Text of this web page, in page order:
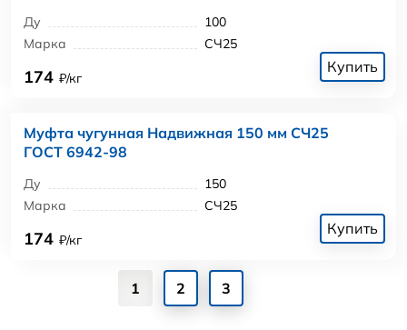
Ду
100
Марка
СЧ25
174 ₽/кг
Купить
Муфта чугунная Надвижная 150 мм СЧ25
ГОСТ 6942-98
Ду
150
Марка
СЧ25
174 ₽/кг
Купить
1 2 3